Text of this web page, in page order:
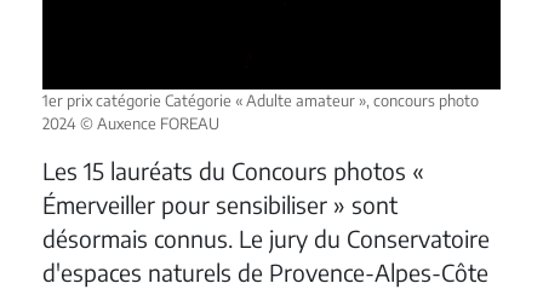
1er prix catégorie Catégorie « Adulte amateur », concours photo
2024 © Auxence FOREAU
Les 15 lauréats du Concours photos «
Émerveiller pour sensibiliser » sont
désormais connus. Le jury du Conservatoire
d'espaces naturels de Provence-Alpes-Côte